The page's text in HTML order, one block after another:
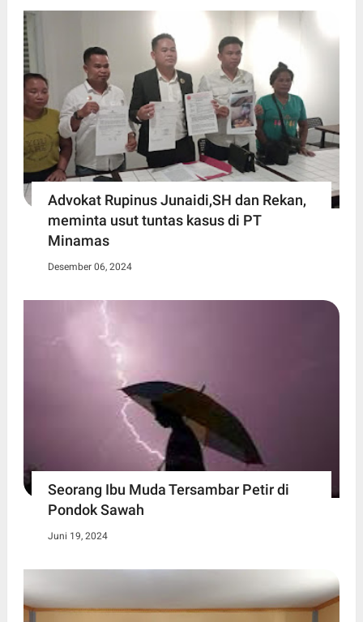
Advokat Rupinus Junaidi,SH dan Rekan,
meminta usut tuntas kasus di PT
Minamas
Desember 06, 2024
Seorang Ibu Muda Tersambar Petir di
Pondok Sawah
Juni 19, 2024